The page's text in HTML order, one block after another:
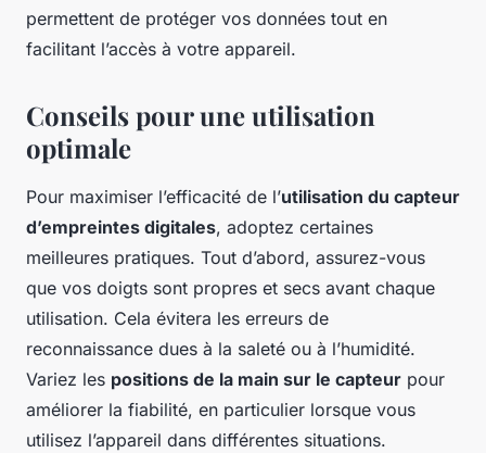
permettent de protéger vos données tout en
facilitant l’accès à votre appareil.
Conseils pour une utilisation
optimale
Pour maximiser l’efficacité de l’utilisation du capteur
d’empreintes digitales, adoptez certaines
meilleures pratiques. Tout d’abord, assurez-vous
que vos doigts sont propres et secs avant chaque
utilisation. Cela évitera les erreurs de
reconnaissance dues à la saleté ou à l’humidité.
Variez les positions de la main sur le capteur pour
améliorer la fiabilité, en particulier lorsque vous
utilisez l’appareil dans différentes situations.